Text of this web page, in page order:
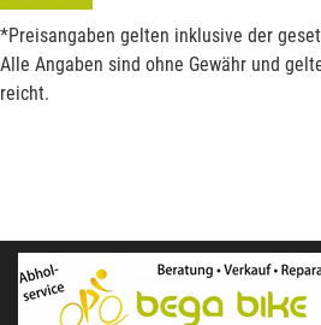
*Preisangaben gelten inklusive der
Alle Angaben sind ohne Gewähr und
reicht.